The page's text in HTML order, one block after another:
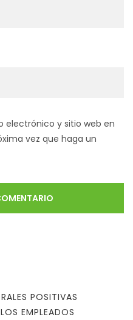
electrónico y sitio web en
vez que haga un
POSITIVAS
EMPLEADOS